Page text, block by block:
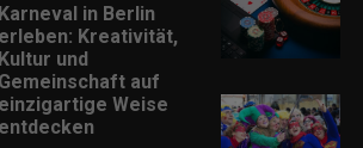
Karneval in Berlin
erleben: Kreativität,
Kultur und
Gemeinschaft auf
einzigartige Weise
entdecken